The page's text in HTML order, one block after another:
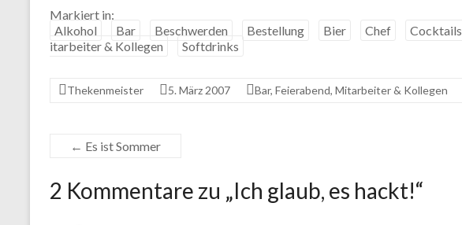
Markiert in:
Alkohol
Bar Beschwerden Bestellung Bier Chef Cocktails
itarbeiter & Kollegen
Softdrinks
Thekenmeister 5. März 2007 Bar, Feierabend, Mitarbeiter & Kollegen
← Es ist Sommer
2 Kommentare zu „Ich glaub, es hackt!“